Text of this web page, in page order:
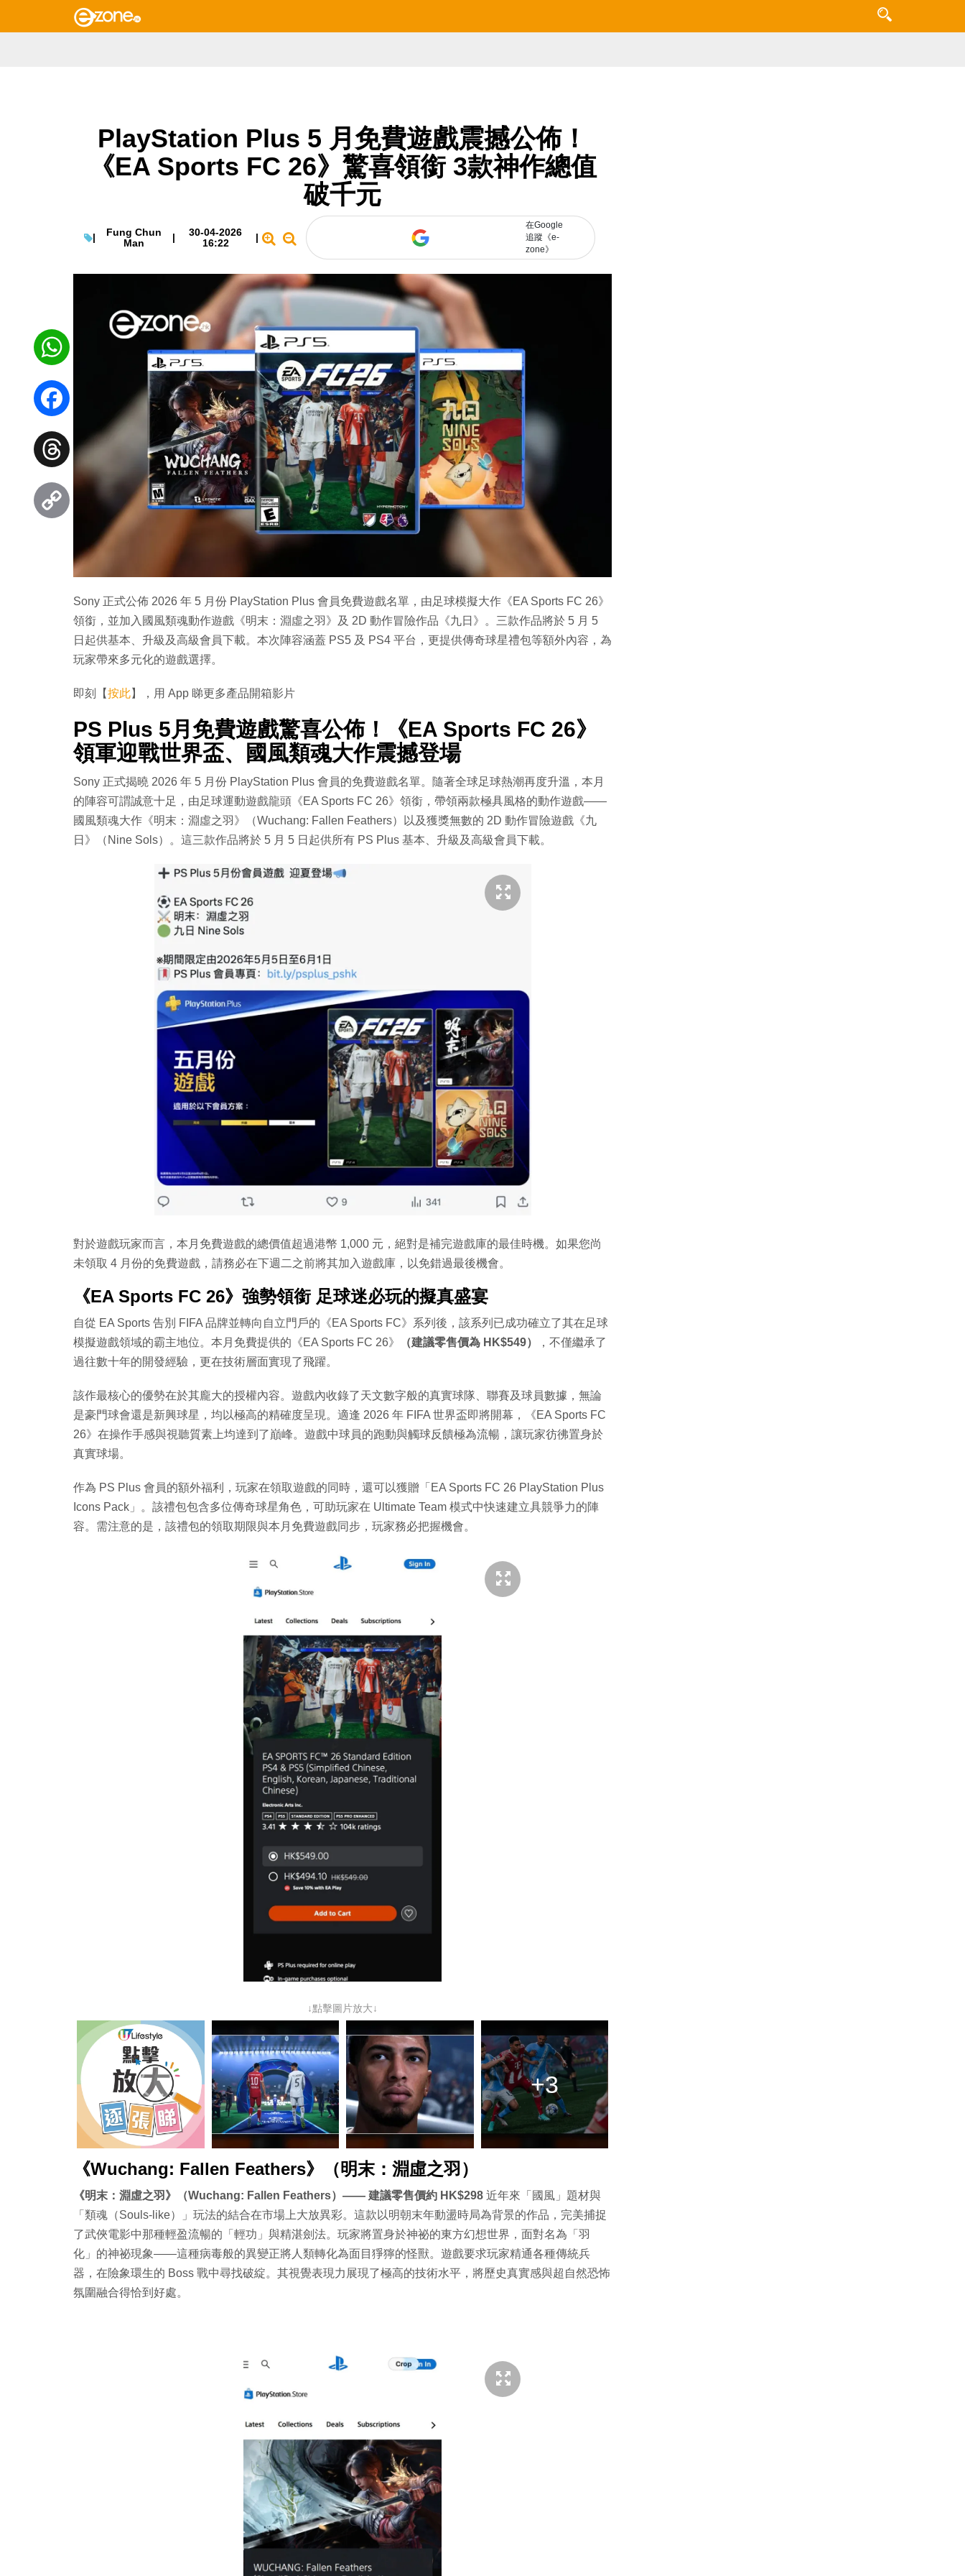
PlayStation Plus 5 月免費遊戲震撼公佈！
《EA Sports FC 26》驚喜領銜 3款神作總值
破千元
|
Fung Chun
Man
|
30-04-2026
16:22
|
在Google
追蹤《e-
zone》
Sony 正式公佈 2026 年 5 月份 PlayStation Plus 會員免費遊戲名單，由足球模擬大作《EA Sports FC 26》
領銜，並加入國風類魂動作遊戲《明末：淵虛之羽》及 2D 動作冒險作品《九日》。三款作品將於 5 月 5
日起供基本、升級及高級會員下載。本次陣容涵蓋 PS5 及 PS4 平台，更提供傳奇球星禮包等額外內容，為
玩家帶來多元化的遊戲選擇。
即刻【按此】，用 App 睇更多產品開箱影片
PS Plus 5月免費遊戲驚喜公佈！《EA Sports FC 26》
領軍迎戰世界盃、國風類魂大作震撼登場
Sony 正式揭曉 2026 年 5 月份 PlayStation Plus 會員的免費遊戲名單。隨著全球足球熱潮再度升溫，本月
的陣容可謂誠意十足，由足球運動遊戲龍頭《EA Sports FC 26》領銜，帶領兩款極具風格的動作遊戲——
國風類魂大作《明末：淵虛之羽》（Wuchang: Fallen Feathers）以及獲獎無數的 2D 動作冒險遊戲《九
日》（Nine Sols）。這三款作品將於 5 月 5 日起供所有 PS Plus 基本、升級及高級會員下載。
對於遊戲玩家而言，本月免費遊戲的總價值超過港幣 1,000 元，絕對是補完遊戲庫的最佳時機。如果您尚
未領取 4 月份的免費遊戲，請務必在下週二之前將其加入遊戲庫，以免錯過最後機會。
《EA Sports FC 26》強勢領銜 足球迷必玩的擬真盛宴
自從 EA Sports 告別 FIFA 品牌並轉向自立門戶的《EA Sports FC》系列後，該系列已成功確立了其在足球
模擬遊戲領域的霸主地位。本月免費提供的《EA Sports FC 26》
（建議零售價為 HK$549）
，不僅繼承了
過往數十年的開發經驗，更在技術層面實現了飛躍。
該作最核心的優勢在於其龐大的授權內容。遊戲內收錄了天文數字般的真實球隊、聯賽及球員數據，無論
是豪門球會還是新興球星，均以極高的精確度呈現。適逢 2026 年 FIFA 世界盃即將開幕，《EA Sports FC
26》在操作手感與視聽質素上均達到了巔峰。遊戲中球員的跑動與觸球反饋極為流暢，讓玩家彷彿置身於
真實球場。
作為 PS Plus 會員的額外福利，玩家在領取遊戲的同時，還可以獲贈「EA Sports FC 26 PlayStation Plus
Icons Pack」。該禮包包含多位傳奇球星角色，可助玩家在 Ultimate Team 模式中快速建立具競爭力的陣
容。需注意的是，該禮包的領取期限與本月免費遊戲同步，玩家務必把握機會。
↓點擊圖片放大↓
+3
《Wuchang: Fallen Feathers》（明末：淵虛之羽）
《明末：淵虛之羽》（Wuchang: Fallen Feathers）—— 建議零售價約 HK$298 近年來「國風」題材與
「類魂（Souls-like）」玩法的結合在市場上大放異彩。這款以明朝末年動盪時局為背景的作品，完美捕捉
了武俠電影中那種輕盈流暢的「輕功」與精湛劍法。玩家將置身於神祕的東方幻想世界，面對名為「羽
化」的神祕現象——這種病毒般的異變正將人類轉化為面目猙獰的怪獸。遊戲要求玩家精通各種傳統兵
器，在險象環生的 Boss 戰中尋找破綻。其視覺表現力展現了極高的技術水平，將歷史真實感與超自然恐怖
氛圍融合得恰到好處。
WhatsApp
Facebook
Threads
Link